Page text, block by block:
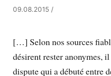
09.08.2015/
[…] Selon nos sources
désirent rester anonymes,
dispute qui a débuté entre